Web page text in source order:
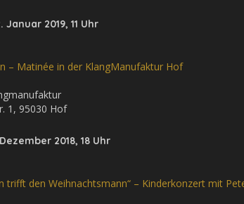
Januar 2019, 11 Uhr
– Matinée in der KlangManufaktur Hof
1, 95030 Hof
2018, 18 Uhr
trifft den Weihnachtsmann“ – Kinderkonzert mit